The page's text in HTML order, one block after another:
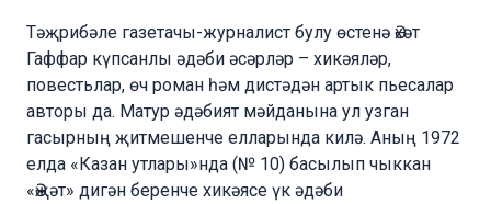
Тәҗрибәле газетачы-журналист булу өстенә Әхәт
Гаффар күпсанлы әдәби әсәрләр – хикәяләр,
повестьлар, өч роман һәм дистәдән артык пьесалар
авторы да. Матур әдәбият мәйданына ул узган
гасырның җитмешенче елларында килә. Аның 1972
елда «Казан утлары»нда (№ 10) басылып чыккан
«Әҗәт» дигән беренче хикәясе үк әдәби